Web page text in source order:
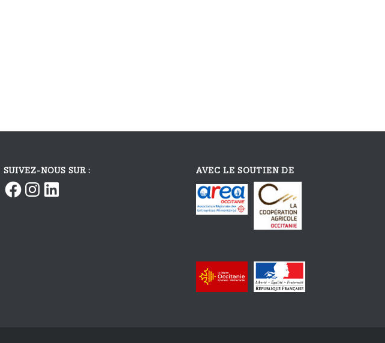
SUIVEZ-NOUS SUR :
FacebookInstagram
LinkedIn
AVEC LE SOUTIEN DE